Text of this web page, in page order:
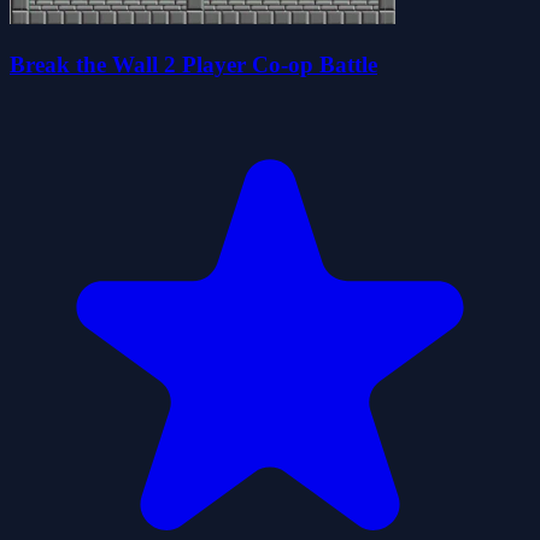
Break the Wall 2 Player Co-op Battle